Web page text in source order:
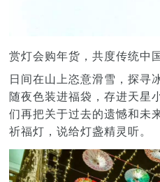
赏灯会购年货，共度传统中
日间在山上恣意滑雪，探寻
随夜色装进福袋，存进天星
们再把关于过去的遗憾和未
祈福灯，说给灯盏精灵听。